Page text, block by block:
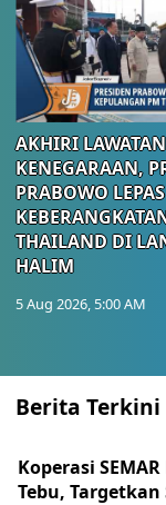
AKHIRI LAWATAN
KENEGARAAN,
PRABOWO LEPAS
THAILAND DI
HALIM
5 Aug 2026, 5:00 AM
Berita Terkini
Koperasi
Tebu,